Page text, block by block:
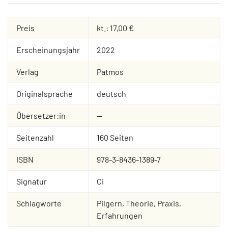
Preis kt.: 17,00 €
Erscheinungsjahr 2022
Verlag Patmos
Originalsprache deutsch
Übersetzer:in --
Seitenzahl 160 Seiten
ISBN 978-3-8436-1389-7
Signatur Ci
Schlagworte
Pilgern, Theorie, Praxis,
Erfahrungen